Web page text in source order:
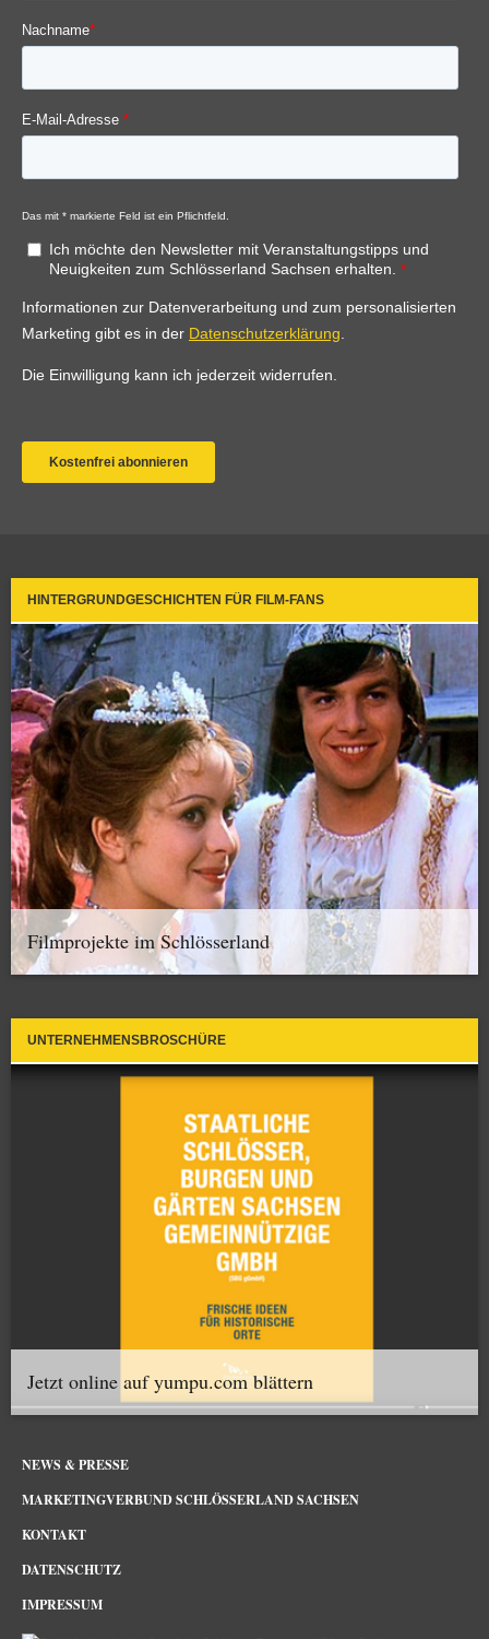
HINTERGRUNDGESCHICHTEN FÜR FILM-FANS
Filmprojekte im Schlösserland
UNTERNEHMENSBROSCHÜRE
Jetzt online auf yumpu.com blättern
NEWS & PRESSE
MARKETINGVERBUND SCHLÖSSERLAND SACHSEN
KONTAKT
DATENSCHUTZ
IMPRESSUM